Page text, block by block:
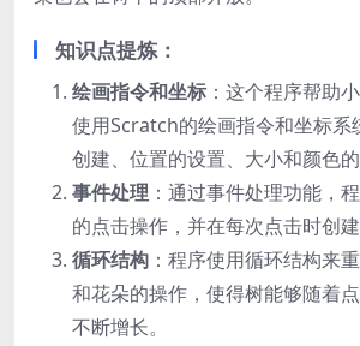
知识点提炼：
绘画指令和坐标 ：这个程序帮助
使用Scratch的绘画指令和坐标系
创建、位置的设置、大小和颜色的
事件处理 ：通过事件处理功能，
的点击操作，并在每次点击时创建
循环结构 ：程序使用循环结构来
和花朵的操作，使得树能够随着
不断增长。